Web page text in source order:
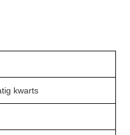
kwarts